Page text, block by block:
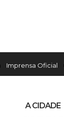
Imprensa Oficial
A CIDADE